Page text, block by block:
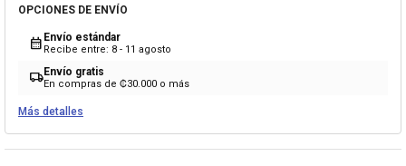
OPCIONES DE ENVÍO
calendar_month Envío estándar
Recibe entre: 8 - 11 agosto
local_shippingEnvío gratis
En compras de ₡30.000 o más
Más detalles